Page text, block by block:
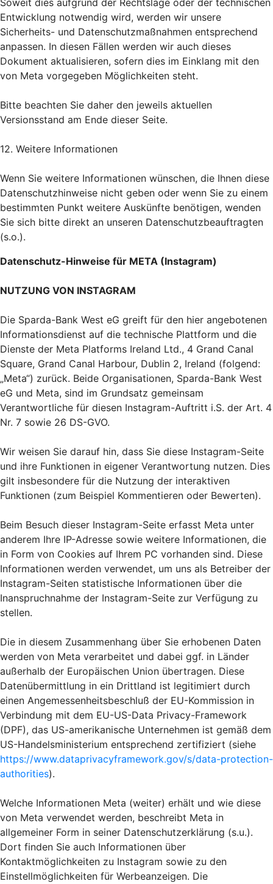
Soweit dies aufgrund der Rechtslage oder der technischen
Entwicklung notwendig wird, werden wir unsere
Sicherheits- und Datenschutzmaßnahmen entsprechend
anpassen. In diesen Fällen werden wir auch dieses
Dokument aktualisieren, sofern dies im Einklang mit den
von Meta vorgegeben Möglichkeiten steht.
Bitte beachten Sie daher den jeweils aktuellen
Versionsstand am Ende dieser Seite.
12. Weitere Informationen
Wenn Sie weitere Informationen wünschen, die Ihnen diese
Datenschutzhinweise nicht geben oder wenn Sie zu einem
bestimmten Punkt weitere Auskünfte benötigen, wenden
Sie sich bitte direkt an unseren Datenschutzbeauftragten
(s.o.).
Datenschutz-Hinweise für META (Instagram)
NUTZUNG VON INSTAGRAM
Die Sparda-Bank West eG greift für den hier angebotenen
Informationsdienst auf die technische Plattform und die
Dienste der Meta Platforms Ireland Ltd., 4 Grand Canal
Square, Grand Canal Harbour, Dublin 2, Ireland (folgend:
„Meta“) zurück. Beide Organisationen, Sparda-Bank West
eG und Meta, sind im Grundsatz gemeinsam
Verantwortliche für diesen Instagram-Auftritt i.S. der Art. 4
Nr. 7 sowie 26 DS-GVO.
Wir weisen Sie darauf hin, dass Sie diese Instagram-Seite
und ihre Funktionen in eigener Verantwortung nutzen. Dies
gilt insbesondere für die Nutzung der interaktiven
Funktionen (zum Beispiel Kommentieren oder Bewerten).
Beim Besuch dieser Instagram-Seite erfasst Meta unter
anderem Ihre IP-Adresse sowie weitere Informationen, die
in Form von Cookies auf Ihrem PC vorhanden sind. Diese
Informationen werden verwendet, um uns als Betreiber der
Instagram-Seiten statistische Informationen über die
Inanspruchnahme der Instagram-Seite zur Verfügung zu
stellen.
Die in diesem Zusammenhang über Sie erhobenen Daten
werden von Meta verarbeitet und dabei ggf. in Länder
außerhalb der Europäischen Union übertragen. Diese
Datenübermittlung in ein Drittland ist legitimiert durch
einen Angemessenheitsbeschluß der EU-Kommission in
Verbindung mit dem EU-US-Data Privacy-Framework
(DPF), das US-amerikanische Unternehmen ist gemäß dem
US-Handelsministerium entsprechend zertifiziert (siehe
https://www.dataprivacyframework.gov/s/data-protection-
authorities).
Welche Informationen Meta (weiter) erhält und wie diese
von Meta verwendet werden, beschreibt Meta in
allgemeiner Form in seiner Datenschutzerklärung (s.u.).
Dort finden Sie auch Informationen über
Kontaktmöglichkeiten zu Instagram sowie zu den
Einstellmöglichkeiten für Werbeanzeigen. Die